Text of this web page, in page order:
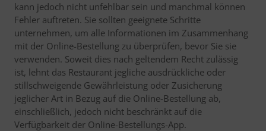
kann jedoch nicht unfehlbar sein und manchmal können
Fehler auftreten. Sie sollten geeignete Schritte
unternehmen, um alle Informationen im Zusammenhang
mit der Online-Bestellung zu überprüfen, bevor Sie sie
verwenden. Soweit dies nach geltendem Recht zulässig
ist, lehnt das Restaurant jegliche ausdrückliche oder
stillschweigende Gewährleistung oder Zusicherung
jeglicher Art in Bezug auf die Online-Bestellung ab,
einschließlich, jedoch nicht beschränkt auf die
Verfügbarkeit der Online-Bestellungs-App.